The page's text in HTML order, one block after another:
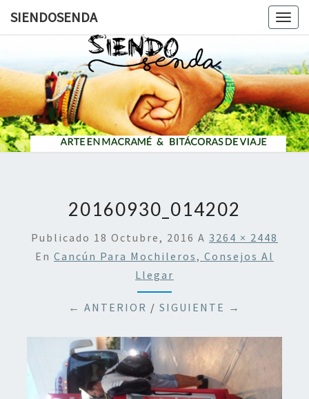
SIENDOSENDA
20160930_014202
Publicado 18 Octubre, 2016 A 3264 × 2448
En Cancún Para Mochileros, Consejos Al
Llegar
← ANTERIOR / SIGUIENTE →